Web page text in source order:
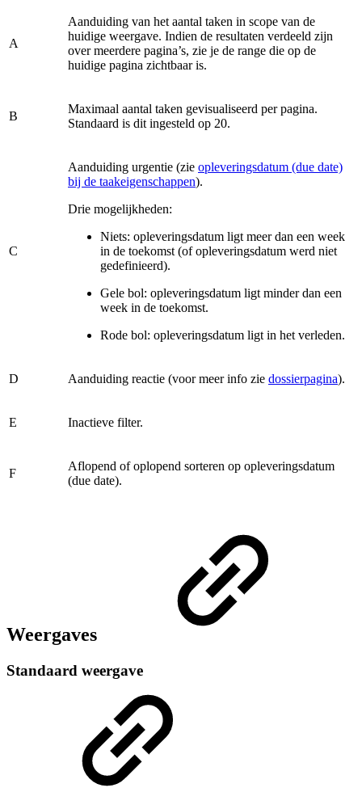
A
Aanduiding van het aantal taken in scope van de
huidige weergave. Indien de resultaten verdeeld zijn
over meerdere pagina’s, zie je de range die op de
huidige pagina zichtbaar is.
B
Maximaal aantal taken gevisualiseerd per pagina.
Standaard is dit ingesteld op 20.
C
Aanduiding urgentie (zie opleveringsdatum (due date)
bij de taakeigenschappen).
Drie mogelijkheden:
Niets: opleveringsdatum ligt meer dan een week
in de toekomst (of opleveringsdatum werd niet
gedefinieerd).
Gele bol: opleveringsdatum ligt minder dan een
week in de toekomst.
Rode bol: opleveringsdatum ligt in het verleden.
D Aanduiding reactie (voor meer info zie dossierpagina).
E Inactieve filter.
F
Aflopend of oplopend sorteren op opleveringsdatum
(due date).
Weergaves
Standaard weergave